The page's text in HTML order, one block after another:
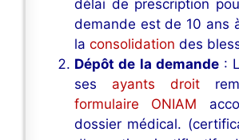
délai de prescription
demande est de 10 ans
la consolidation des
Dépôt de la demande:
ses ayants droit
formulaire ONIAM
dossier médical.